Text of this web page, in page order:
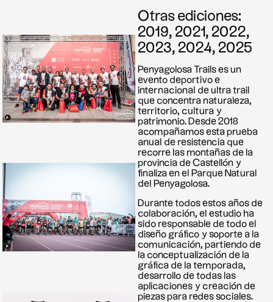
Otras ediciones:
2019,2021,2022,
2023,2024,2025
Penyagolosa Trails es un
evento deportivo e
internacional de ultra trail
que concentra naturaleza,
territorio, cultura y
patrimonio. Desde 2018
acompañamos esta prueba
anual de resistencia que
recorre las montañas de la
provincia de Castellón y
finaliza en el Parque Natural
del Penyagolosa.
Durante todos estos años de
colaboración, el estudio ha
sido responsable de todo el
diseño gráfico y soporte a la
comunicación, partiendo de
la conceptualización de la
gráfica de la temporada,
desarrollo de todas las
aplicaciones y creación de
piezas para redes sociales.